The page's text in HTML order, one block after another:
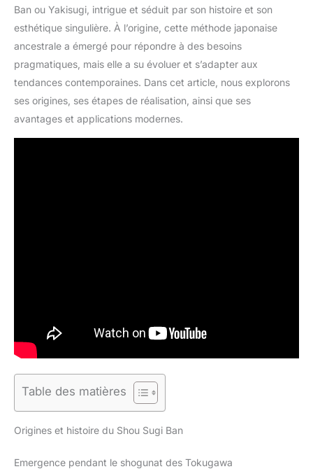
Ban ou Yakisugi, intrigue et séduit par son histoire et son
esthétique singulière. À l’origine, cette méthode japonaise
ancestrale a émergé pour répondre à des besoins
pragmatiques, mais elle a su évoluer et s’adapter aux
tendances contemporaines. Dans cet article, nous explorons
ses origines, ses étapes de réalisation, ainsi que ses
avantages et applications modernes.
Table des matières
Origines et histoire du Shou Sugi Ban
Emergence pendant le shogunat des Tokugawa